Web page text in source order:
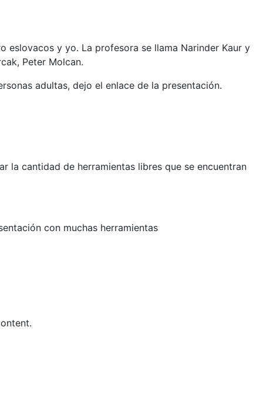
eslovacos y yo. La profesora se llama Narinder Kaur y
Peter Molcan.
adultas, dejo el enlace de la presentación.
la cantidad de herramientas libres que se encuentran
con muchas herramientas